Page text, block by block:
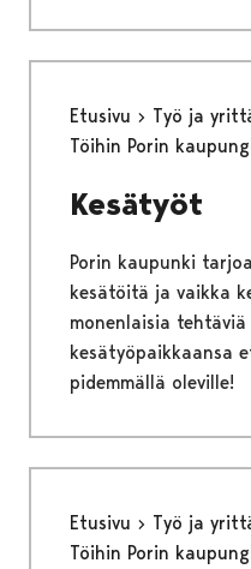
Etusivu
Työ ja
Töihin Porin
Kesätyöt
Porin kaupunki
kesätöitä ja vaikka
monenlaisia
kesätyöpaikkaansa
pidemmällä oleville!
Etusivu
Työ ja
Töihin Porin